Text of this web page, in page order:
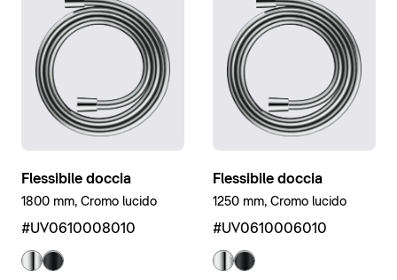
Flessibile doccia
1800 mm, Cromo lucido
#UV0610008010
Flessibile doccia
1250 mm, Cromo lucido
#UV0610006010